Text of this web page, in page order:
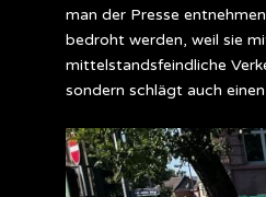
man der Presse
bedroht werden, weil sie
mittelstandsfeindliche
sondern schlägt auch